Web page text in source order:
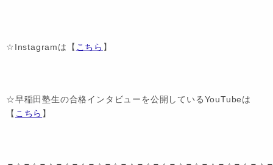
☆Instagramは【 こちら 】
☆早稲田塾生の合格インタビューを公開しているYouTubeは
【 こちら 】